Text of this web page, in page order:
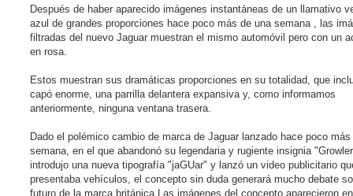
Después de haber aparecido imágenes instantáneas de un llamativo
azul de grandes proporciones hace poco más de una semana , las
filtradas del nuevo Jaguar muestran el mismo automóvil pero con un
en rosa.
Estos muestran sus dramáticas proporciones en su totalidad, que
capó enorme, una parrilla delantera expansiva y, como informamos
anteriormente, ninguna ventana trasera.
Dado el polémico cambio de marca de Jaguar lanzado hace poco más
semana, en el que abandonó su legendaria y rugiente insignia
introdujo una nueva tipografía "jaGUar" y lanzó un video publicitario
presentaba vehículos, el concepto sin duda generará mucho debate
futuro de la marca británica.Las imágenes del concepto aparecieron